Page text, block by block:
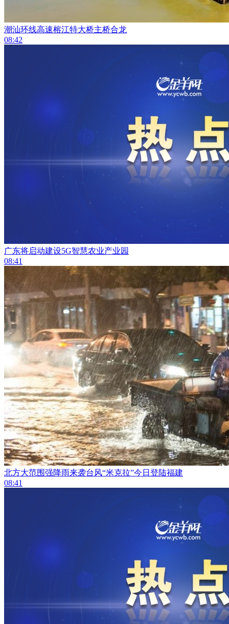
潮汕环线高速榕江特大桥主桥合龙
08:42
广东将启动建设5G智慧农业产业园
08:41
北方大范围强降雨来袭台风“米克拉”今日登陆福建
08:41